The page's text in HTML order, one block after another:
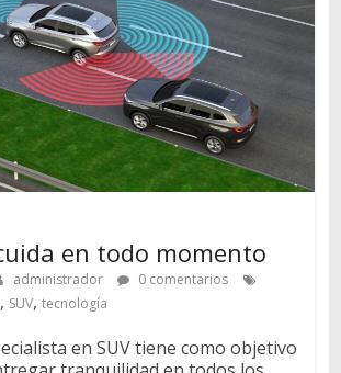
en todo momento
administrador
0 comentarios
, SUV, tecnología
en SUV tiene como objetivo